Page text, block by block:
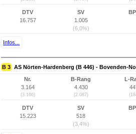
DTV
16.757
SV
1.005
(6,0%)
Infos...
B 3 AS Nörten-Hardenberg (B 446) - Bovenden-
Nr.
3.164
(3.166)
B-Rang
4.430
(2.087)
L-
DTV
15.223
SV
518
(3,4%)